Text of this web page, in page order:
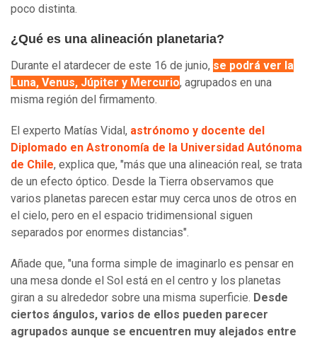
poco distinta.
¿Qué es una alineación planetaria?
Durante el atardecer de este 16 de junio, se podrá ver la
Luna, Venus, Júpiter y Mercurio, agrupados en una
misma región del firmamento.
El experto Matías Vidal, astrónomo y docente del
Diplomado en Astronomía de la Universidad Autónoma
de Chile, explica que, "más que una alineación real, se trata
de un efecto óptico. Desde la Tierra observamos que
varios planetas parecen estar muy cerca unos de otros en
el cielo, pero en el espacio tridimensional siguen
separados por enormes distancias".
Añade que, "una forma simple de imaginarlo es pensar en
una mesa donde el Sol está en el centro y los planetas
giran a su alrededor sobre una misma superficie. Desde
ciertos ángulos, varios de ellos pueden parecer
agrupados aunque se encuentren muy alejados entre